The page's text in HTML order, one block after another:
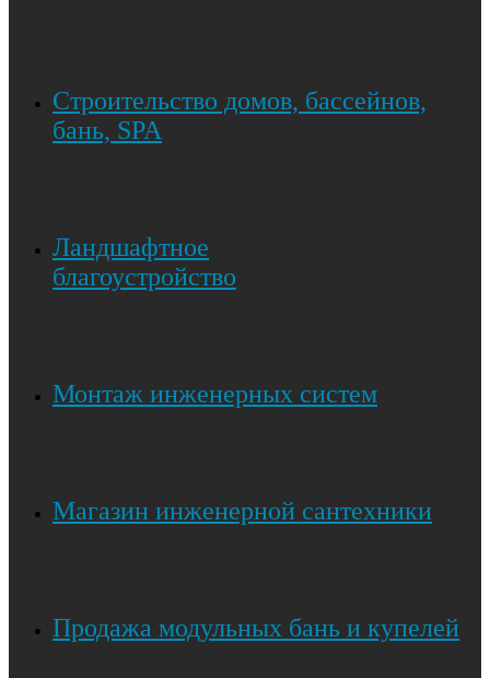
Строительство домов, бассейнов,
бань, SPA
Ландшафтное
благоустройство
Монтаж инженерных систем
Магазин инженерной сантехники
Продажа модульных бань и купелей